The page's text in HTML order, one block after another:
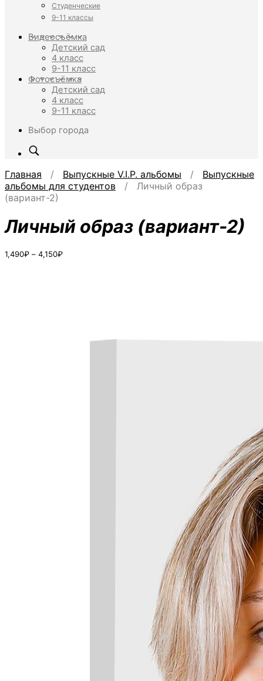
Студенческие
9-11 классы
Видеосъёмка
Детский сад
4 класс
9-11 класс
Фотосъёмка
Детский сад
4 класс
9-11 класс
Выбор города
Главная / Выпускные V.I.P. альбомы / Выпускные
альбомы для студентов / Личный образ
(вариант-2)
Личный образ (вариант-2)
1,490₽ – 4,150₽Диапазон